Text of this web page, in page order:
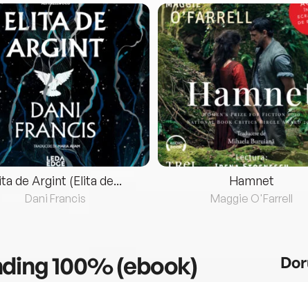
de Argint (Elita de...
Dani Francis
Hamnet
Maggie O'Farrell
100% (ebook)